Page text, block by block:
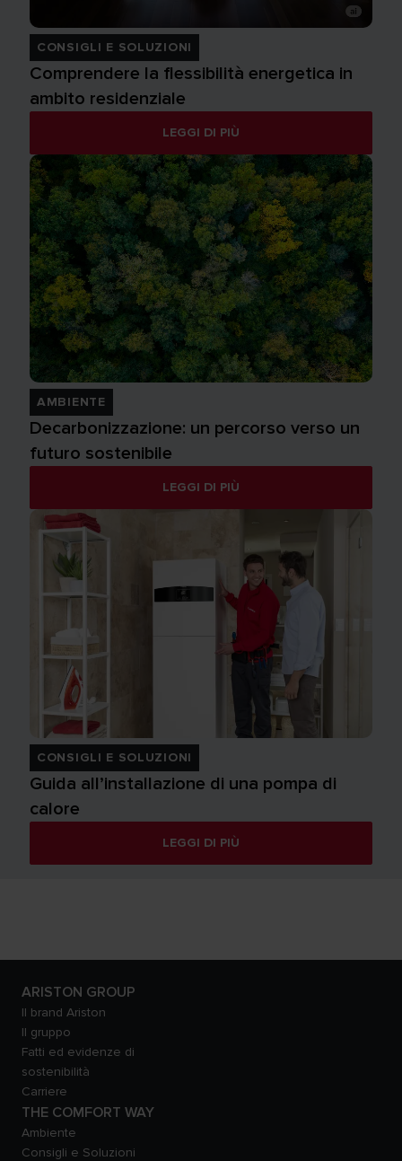
CONSIGLI E SOLUZIONI
Comprendere la flessibilità energetica in
ambito residenziale
LEGGI DI PIÙ
AMBIENTE
Decarbonizzazione: un percorso verso un
futuro sostenibile
LEGGI DI PIÙ
CONSIGLI E SOLUZIONI
Guida all’installazione di una pompa di
calore
LEGGI DI PIÙ
ARISTON GROUP
Il brand Ariston
Il gruppo
Fatti ed evidenze di
sostenibilità
Carriere
THE COMFORT WAY
Ambiente
Consigli e Soluzioni